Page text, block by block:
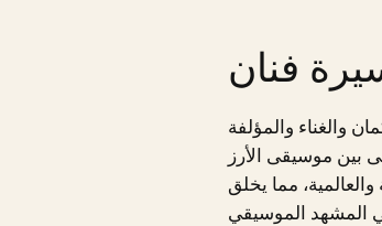
فنان
والغناء والمؤلفة
بين موسيقى الأرز
مما يخلق
المشهد الموسيقي